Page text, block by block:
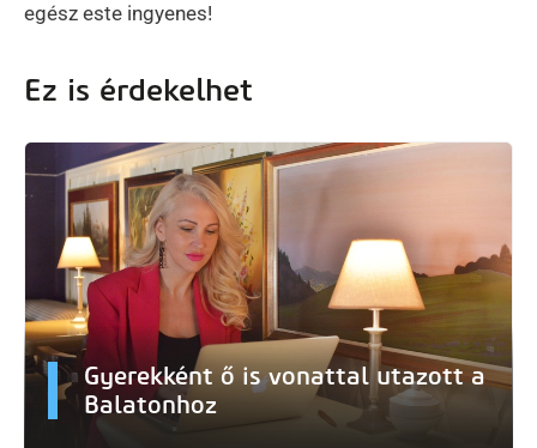
egész este ingyenes!
Ez is érdekelhet
Gyerekként ő is vonattal utazott a
Balatonhoz